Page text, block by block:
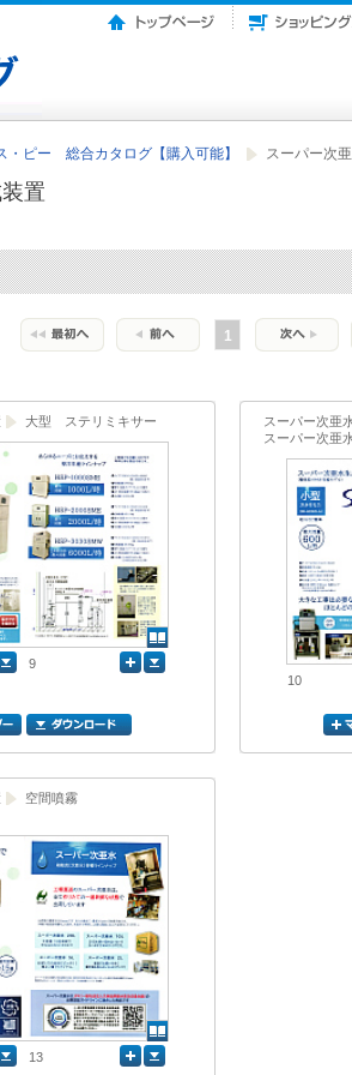
・ピー 総合カタログ【購入可能】 スーパー次
置
1
大型 ステリミキサー
9
スーパー次亜
スーパー次亜
10
空間噴霧
13